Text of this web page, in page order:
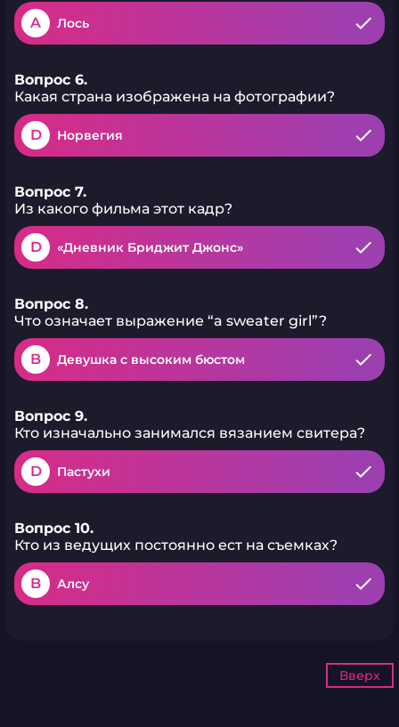
A Лось
Вопрос 6.
Какая страна изображена на фотографии?
D Норвегия
Вопрос 7.
Из какого фильма этот кадр?
D «Дневник Бриджит Джонс»
Вопрос 8.
Что означает выражение “a sweater girl”?
B Девушка с высоким бюстом
Вопрос 9.
Кто изначально занимался вязанием свитера?
D Пастухи
Вопрос 10.
Кто из ведущих постоянно ест на съемках?
B Алсу
Вверх